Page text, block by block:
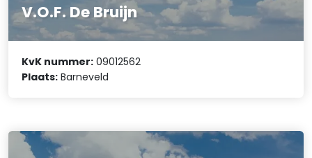
V.O.F. De Bruijn
KvK nummer: 09012562
Plaats: Barneveld